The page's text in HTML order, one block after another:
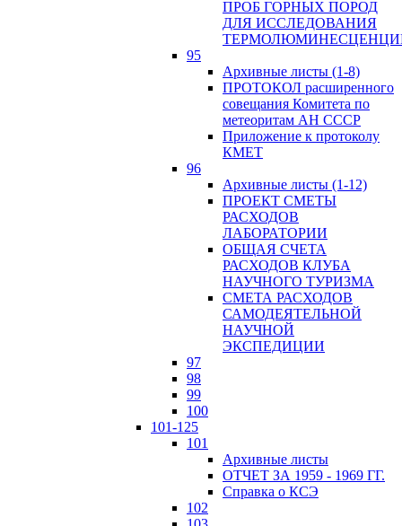
ПРОБ ГОРНЫХ ПОРОД
ДЛЯ ИССЛЕДОВАНИЯ
95
Архивные листы (1-8)
ПРОТОКОЛ расширенного
совещания Комитета по
метеоритам АН СССР
Приложение к протоколу
КМЕТ
96
Архивные листы (1-12)
ПРОЕКТ СМЕТЫ
РАСХОДОВ
ЛАБОРАТОРИИ
ОБЩАЯ СЧЕТА
РАСХОДОВ КЛУБА
НАУЧНОГО ТУРИЗМА
СМЕТА РАСХОДОВ
САМОДЕЯТЕЛЬНОЙ
НАУЧНОЙ
ЭКСПЕДИЦИИ
97
98
99
100
101-125
101
Архивные листы
ОТЧЕТ ЗА 1959 - 1969 ГГ.
Справка о КСЭ
102